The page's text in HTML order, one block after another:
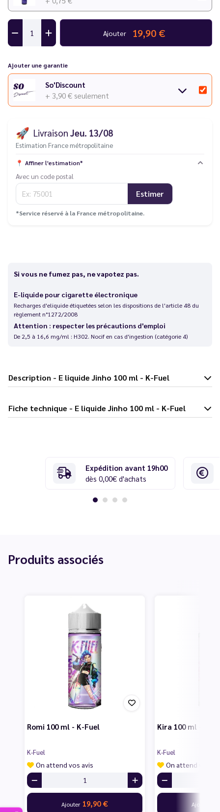
Ajouter 19,90 €
Ajouter une garantie
So'Discount
+ 3,90 € seulement
🚀 Livraison Jeu. 13/08
Estimation France métropolitaine
📍 Affiner l'estimation*
Avec un code postal
Estimer
*Service réservé à la France métropolitaine.
Si vous ne fumez pas, ne vapotez pas.
E-liquide pour cigarette électronique
Recharges d'eliquide étiquetées selon les dispositions de l'article 48 du
règlement n°1272/2008
Attention : respecter les précautions d'emploi
De 2,5 à 16,6 mg/ml : H302. Nocif en cas d'ingestion (catégorie 4)
Description - E liquide Jinho 100 ml - K-Fuel
Fiche technique - E liquide Jinho 100 ml - K-Fuel
Expédition avant 19h00
dès 0,00€ d'achats
Produits associés
Romi 100 ml - K-Fuel
K-Fuel
On attend vos avis
Ajouter 19,90 €
Kira 100 ml - K-
K-Fuel
On attend vos
Ajouter